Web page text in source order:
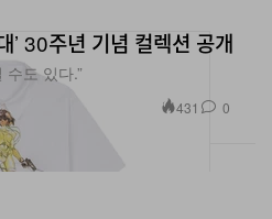
’ 30주년 기념 컬렉션 공개
도 있다.”
431 0